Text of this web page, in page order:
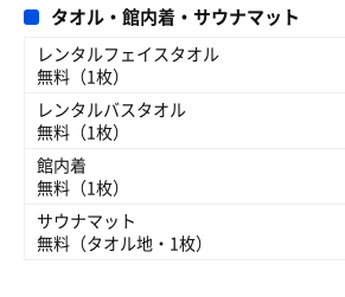
タオル・館内着・サウナマット
レンタルフェイスタオル
無料（1枚）
レンタルバスタオル
無料（1枚）
館内着
無料（1枚）
サウナマット
無料（タオル地・1枚）